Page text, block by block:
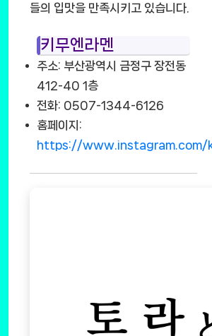
들의 입맛을 만족시키고 있습니다.
키무엔라멘
주소: 부산광역시 금정구 장전동
412-40 1층
전화: 0507-1344-6126
홈페이지:
https://www.instagram.com/